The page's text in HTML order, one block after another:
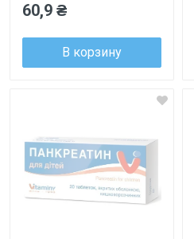
60,9 ₴
В корзину